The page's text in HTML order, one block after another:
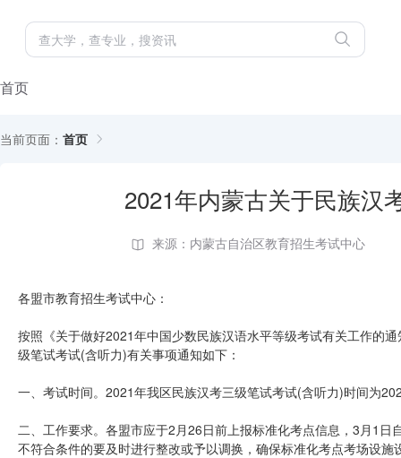
首页
当前页面： 首页
2021年内蒙古关于民族汉
来源：内蒙古自治区教育招生考试中心
各盟市教育招生考试中心：
按照《关于做好2021年中国少数民族汉语水平等级考试有关工作的
级笔试考试(含听力)有关事项通知如下：
一、考试时间。2021年我区民族汉考三级笔试考试(含听力)时间为
二、工作要求。各盟市应于2月26日前上报标准化考点信息，3月1
不符合条件的要及时进行整改或予以调换，确保标准化考点考场设施